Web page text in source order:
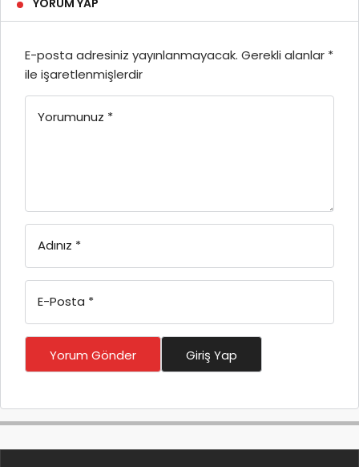
E-posta adresiniz yayınlanmayacak. Gerekli alanlar *
ile işaretlenmişlerdir
Yorumunuz *
Adınız *
E-Posta *
Yorum Gönder Giriş Yap